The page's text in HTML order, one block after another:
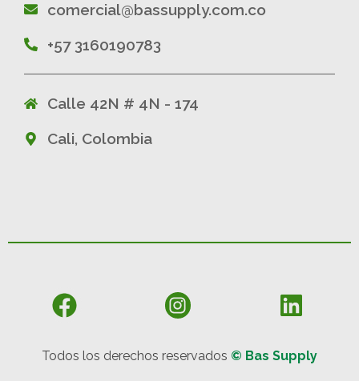
comercial@bassupply.com.co
+57 3160190783
Calle 42N # 4N - 174
Cali, Colombia
Todos los derechos reservados © Bas Supply